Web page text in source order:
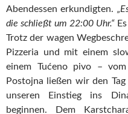
Abendessen erkundigten.
die schließt um 22:00 Uhr.“
Trotz der wagen
Pizzeria und mit einem
einem Tućeno pivo –
Postojna ließen wir den
unseren Einstieg ins
beginnen. Dem